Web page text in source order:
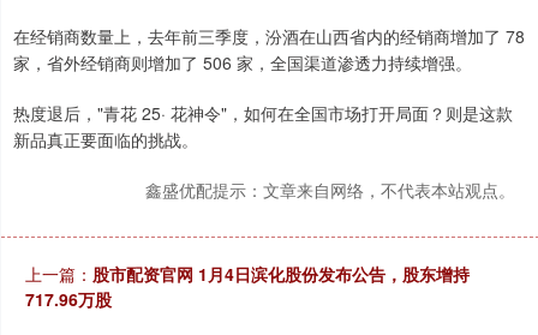
在经销商数量上，去年前三季度，汾酒在山西省内的经销商增加了 78
家，省外经销商则增加了 506 家，全国渠道渗透力持续增强。
热度退后，"青花 25· 花神令"，如何在全国市场打开局面？则是这款
新品真正要面临的挑战。
鑫盛优配提示：文章来自网络，不代表本站观点。
上一篇： 股市配资官网 1月4日滨化股份发布公告，股东增持
717.96万股